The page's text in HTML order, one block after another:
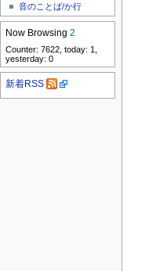
音のことば/か行
Now Browsing2
Counter: 7622, today: 1,
yesterday: 0
新着RSS